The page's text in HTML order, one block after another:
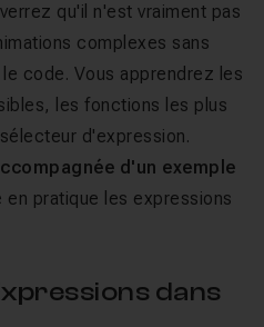
qu'il n'est vraiment pas
complexes sans
code. Vous apprendrez les
les fonctions les plus
d'expression.
d'un exemple
pratique les expressions
dans